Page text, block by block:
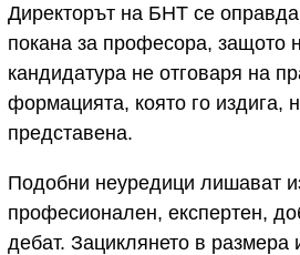
Директорът на БНТ се
покана за професора, защото
кандидатура не отговаря на
формацията, която го издига,
представена.
Подобни неуредици лишават
професионален, експертен,
дебат. Зациклянето в размера